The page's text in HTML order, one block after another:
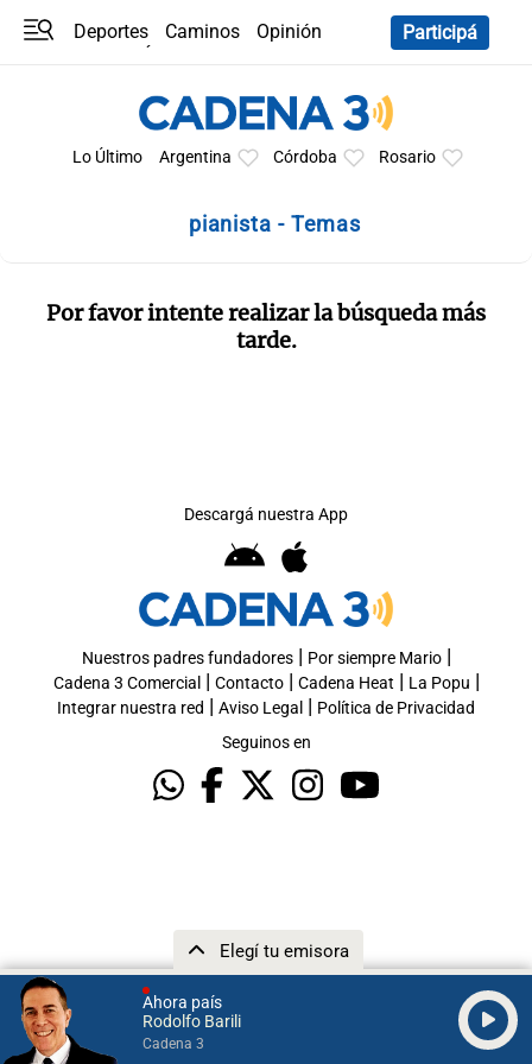
Ahora país
Rodolfo Barili
Cadena 3
Elegí tu emisora
Deportes Caminos
Opinión
Participá
Lo Último Argentina Córdoba Rosario
pianista - Temas
Por favor intente realizar la búsqueda más
tarde.
Descargá nuestra App
Nuestros padres fundadores| Por siempre Mario|
Cadena 3 Comercial | Contacto| Cadena Heat | La Popu |
Integrar nuestra red | Aviso Legal | Política de Privacidad
Seguinos en